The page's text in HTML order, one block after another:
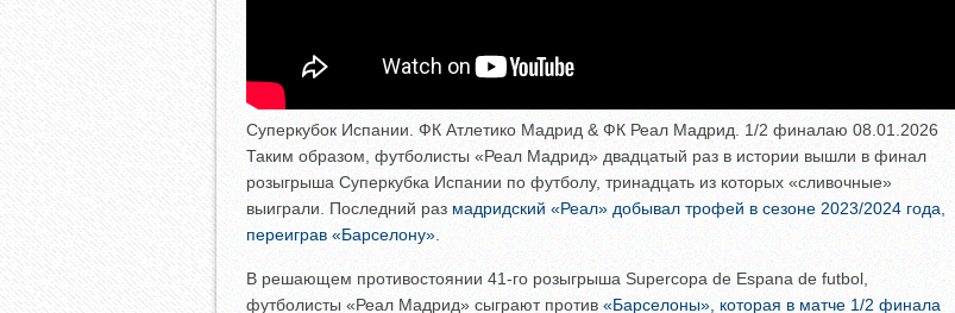
Суперкубок Испании. ФК Атлетико Мадрид & ФК Реал Мадрид. 1/2 финалаю 08.01.2026
Таким образом, футболисты «Реал Мадрид» двадцатый раз в истории вышли в финал
розыгрыша Суперкубка Испании по футболу, тринадцать из которых «сливочные»
выиграли. Последний раз мадридский «Реал» добывал трофей в сезоне 2023/2024 года,
переиграв «Барселону»
В решающем противостоянии 41-го розыгрыша Supercopa de Espana de futbol,
футболисты «Реал Мадрид» сыграют против «Барселоны», которая в матче 1/2 финала